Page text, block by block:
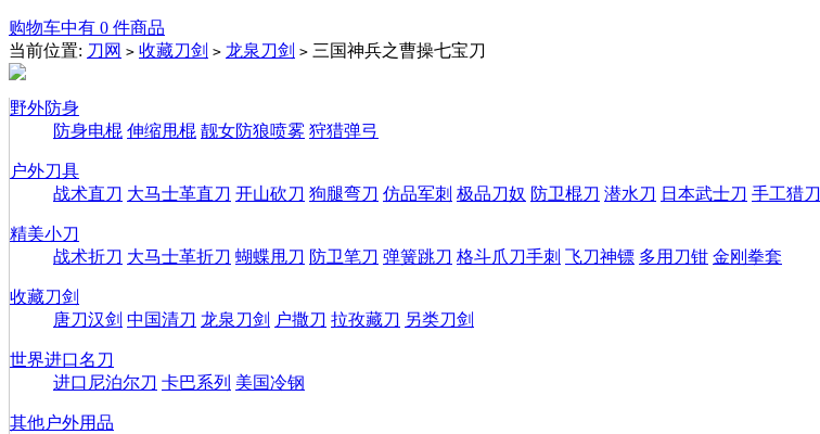
购物车中有 0 件商品
当前位置: 刀网 > 收藏刀剑 > 龙泉刀剑 > 三国神兵之曹操七宝刀
野外防身
防身电棍 伸缩甩棍 靓女防狼喷雾 狩猎弹弓
户外刀具
战术直刀 大马士革直刀 开山砍刀 狗腿弯刀 仿品军刺 极品刀奴 防卫棍刀 潜水刀 日本武士刀 手工猎刀
精美小刀
战术折刀 大马士革折刀 蝴蝶甩刀 防卫笔刀 弹簧跳刀 格斗爪刀手刺 飞刀神镖 多用刀钳 金刚拳套
收藏刀剑
唐刀汉剑 中国清刀 龙泉刀剑 户撒刀 拉孜藏刀 另类刀剑
世界进口名刀
进口尼泊尔刀 卡巴系列 美国冷钢
其他户外用品